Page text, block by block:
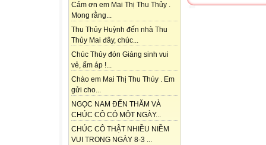
Cám ơn em Mai Thị Thu Thủy .
Mong rằng...
Thu Thủy Huỳnh đến nhà Thu
Thủy Mai đây, chúc...
Chúc Thủy đón Giáng sinh vui
vẻ, ấm áp !...
Chào em Mai Thị Thu Thủy . Em
gửi cho...
NGỌC NAM ĐẾN THĂM VÀ
CHÚC CÔ CÓ MỘT NGÀY...
CHÚC CÔ THẬT NHIỀU NIỀM
VUI TRONG NGÀY 8-3 ...